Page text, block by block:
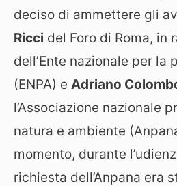
deciso di ammettere gli
Ricci del Foro di Roma, in
dell’Ente nazionale per la
(ENPA) e Adriano
l’Associazione nazionale
natura e ambiente
momento, durante
richiesta dell’Anpana era